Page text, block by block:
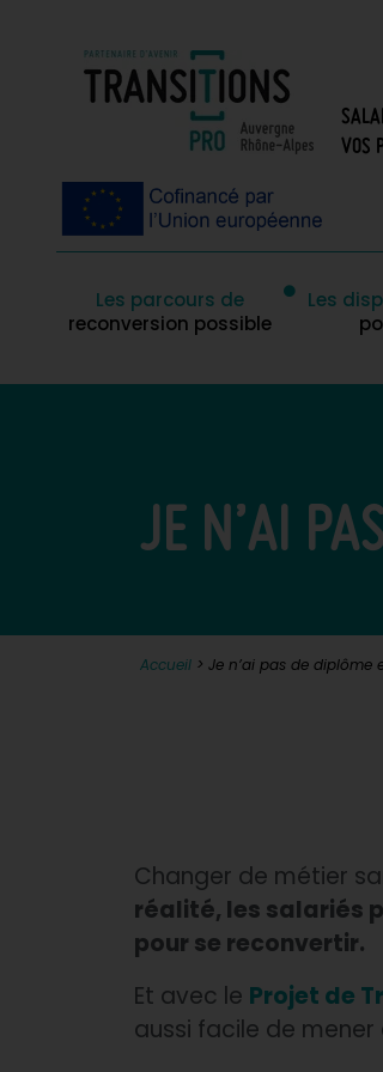
VOS
Les parcours de
reconversion possible
Les
JE N’AI
Accueil > Je n’ai pas de diplôme
Changer de métier
réalité, les salariés
pour se reconvertir.
Et avec le Projet de
aussi facile de